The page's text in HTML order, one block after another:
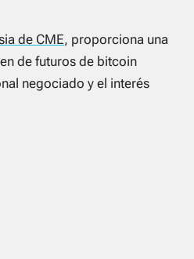
de CME, proporciona una
de futuros de bitcoin
negociado y el interés